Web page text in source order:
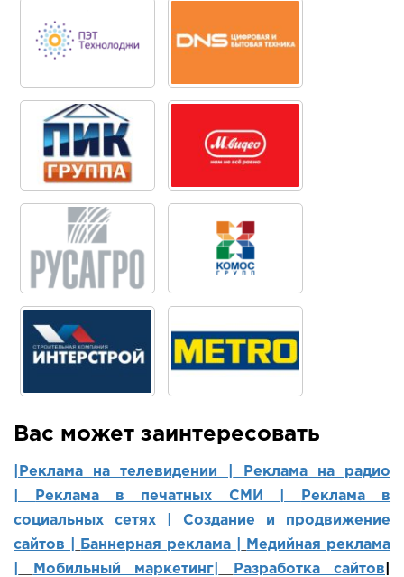
Вас может заинтересовать
|Реклама на телевидении |
Реклама на радио
Реклама в печатных СМИ |
Реклама в
социальных сетях | Создание и продвижение
сайтов
Баннерная реклама |
Медийная реклама
Мобильный маркетинг Разработка сайтов